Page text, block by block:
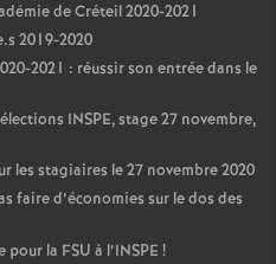
de Créteil 2020-2021
2019-2020
2021 : réussir son entrée dans le
INSPE, stage 27 novembre,
les stagiaires le 27 novembre 2020
faire d’économies sur le dos des
pour la FSU à l’INSPE !